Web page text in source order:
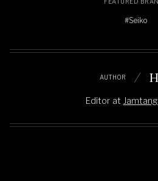
#Seiko
AUTHOR
Editor at